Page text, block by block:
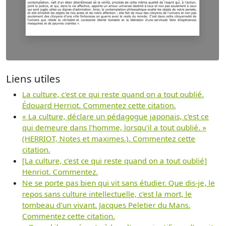
Liens utiles
La culture, c'est ce qui reste quand on a tout oublié.
Édouard Herriot. Commentez cette citation.
« La culture, déclare un pédagogue japonais, c'est ce
qui demeure dans l'homme, lorsqu'il a tout oublié. »
(HERRIOT, Notes et maximes.). Commentez cette
citation.
[La culture, c'est ce qui reste quand on a tout oublié]
Henriot. Commentez.
Ne se porte pas bien qui vit sans étudier. Que dis-je, le
repos sans culture intellectuelle, c'est la mort, le
tombeau d'un vivant. Jacques Peletier du Mans.
Commentez cette citation.